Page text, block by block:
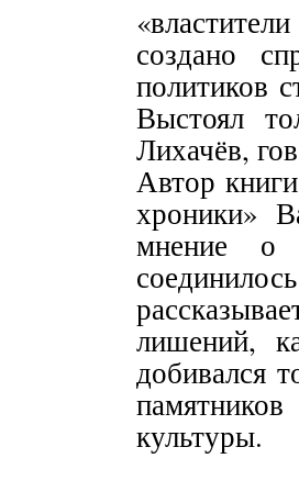
создано
политиков
Выстоял
Лихачёв,
Автор
хроники»
мнение о
лишений,
добивался
культуры.